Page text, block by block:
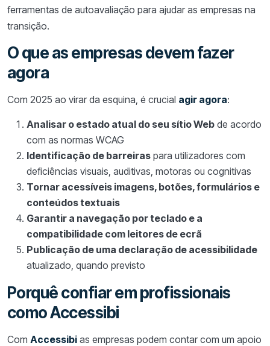
ferramentas de autoavaliação para ajudar as empresas na
transição.
O que as empresas devem fazer
agora
Com 2025 ao virar da esquina, é crucial agir agora:
Analisar o estado atual do seu sítio Web de acordo
com as normas WCAG
Identificação de barreiras para utilizadores com
deficiências visuais, auditivas, motoras ou cognitivas
Tornar acessíveis imagens, botões, formulários e
conteúdos textuais
Garantir a navegação por teclado e a
compatibilidade com leitores de ecrã
Publicação de uma declaração de acessibilidade
atualizado, quando previsto
Porquê confiar em profissionais
como Accessibi
Com Accessibi as empresas podem contar com um apoio